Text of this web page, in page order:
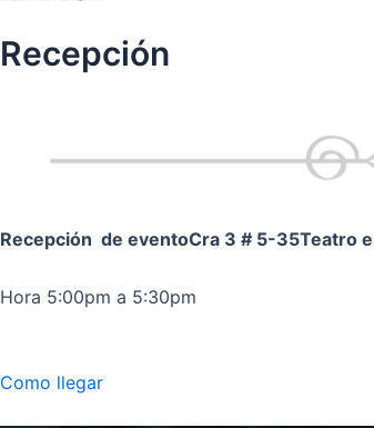
Recepción
Recepción de eventoCra 3 # 5-35Teatro
Hora 5:00pm a 5:30pm
Como llegar